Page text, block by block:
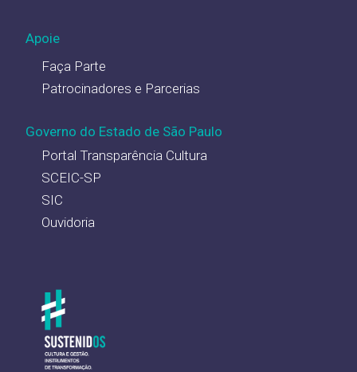
Apoie
Faça Parte
Patrocinadores e Parcerias
Governo do Estado de São Paulo
Portal Transparência Cultura
SCEIC-SP
SIC
Ouvidoria